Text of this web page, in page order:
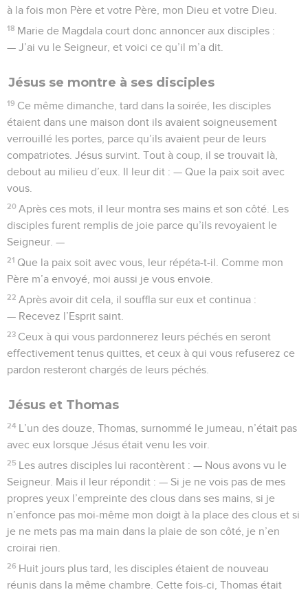
à la fois mon Père et votre Père, mon Dieu et votre Dieu.
18 Marie de Magdala court donc annoncer aux disciples :
— J’ai vu le Seigneur, et voici ce qu’il m’a dit.
Jésus se montre à ses disciples
19 Ce même dimanche, tard dans la soirée, les disciples
étaient dans une maison dont ils avaient soigneusement
verrouillé les portes, parce qu’ils avaient peur de leurs
compatriotes. Jésus survint. Tout à coup, il se trouvait là,
debout au milieu d’eux. Il leur dit : — Que la paix soit avec
vous.
20 Après ces mots, il leur montra ses mains et son côté. Les
disciples furent remplis de joie parce qu’ils revoyaient le
Seigneur. —
21 Que la paix soit avec vous, leur répéta-t-il. Comme mon
Père m’a envoyé, moi aussi je vous envoie.
22 Après avoir dit cela, il souffla sur eux et continua :
— Recevez l’Esprit saint.
23 Ceux à qui vous pardonnerez leurs péchés en seront
effectivement tenus quittes, et ceux à qui vous refuserez ce
pardon resteront chargés de leurs péchés.
Jésus et Thomas
24 L’un des douze, Thomas, surnommé le jumeau, n’était pas
avec eux lorsque Jésus était venu les voir.
25 Les autres disciples lui racontèrent : — Nous avons vu le
Seigneur. Mais il leur répondit : — Si je ne vois pas de mes
propres yeux l’empreinte des clous dans ses mains, si je
n’enfonce pas moi-même mon doigt à la place des clous et si
je ne mets pas ma main dans la plaie de son côté, je n’en
croirai rien.
26 Huit jours plus tard, les disciples étaient de nouveau
réunis dans la même chambre. Cette fois-ci, Thomas était